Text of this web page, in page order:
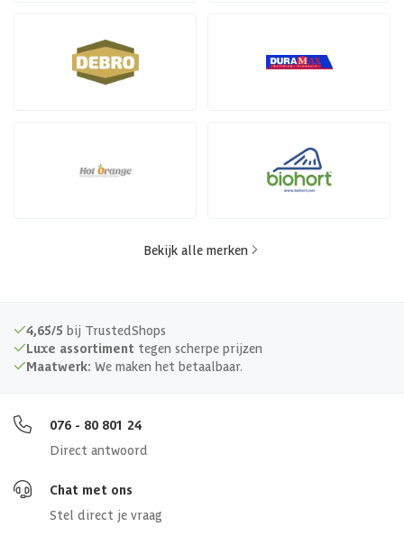
Bekijk alle merken
4,65/5 bij TrustedShops
Luxe assortiment tegen scherpe prijzen
Maatwerk: We maken het betaalbaar.
076 - 80 801 24
Direct antwoord
Chat met ons
Stel direct je vraag